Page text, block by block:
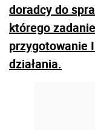
doradcy do
którego
przygotowanie
działania.